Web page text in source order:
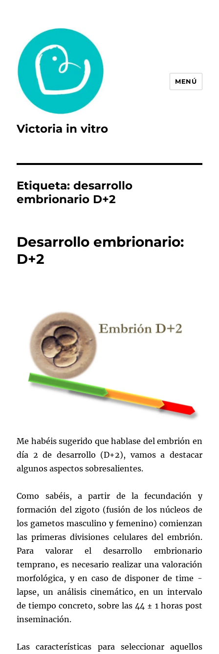
Victoria in vitro
MENÚ
Etiqueta:desarrollo
embrionario D+2
Desarrollo embrionario:
D+2
Me habéis sugerido que hablase del embrión en
día 2 de desarrollo (D+2), vamos a destacar
algunos aspectos sobresalientes.
Como sabéis, a partir de la fecundación y
formación del zigoto (fusión de los núcleos de
los gametos masculino y femenino) comienzan
las primeras divisiones celulares del embrión.
Para valorar el desarrollo embrionario
temprano, es necesario realizar una valoración
morfológica, y en caso de disponer de time -
lapse, un análisis cinemático, en un intervalo
de tiempo concreto, sobre las 44 ± 1 horas post
inseminación.
Las características para seleccionar aquellos